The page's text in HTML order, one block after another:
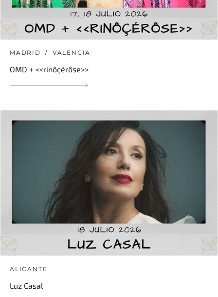
MADRID VALENCIA
OMD + <<rinôçérôse>>
ALICANTE
Luz Casal